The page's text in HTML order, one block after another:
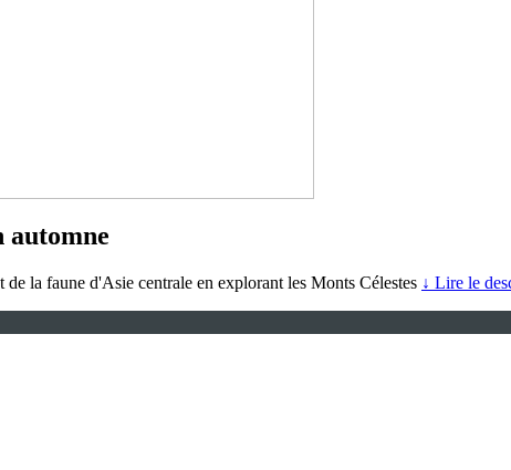
automne
la faune d'Asie centrale en explorant les Monts Célestes ↓ Lire le